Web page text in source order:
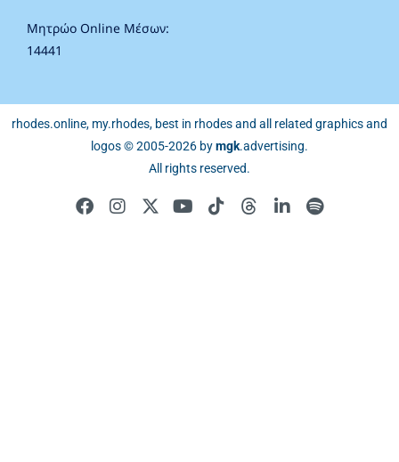
Μητρώο Online Μέσων:
14441
rhodes.online, my.rhodes, best in rhodes and all related graphics and
logos © 2005-2026 bymgk.advertising.
All rights reserved.